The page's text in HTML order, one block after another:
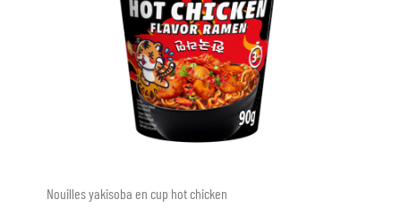
Nouilles yakisoba en cup hot chicken